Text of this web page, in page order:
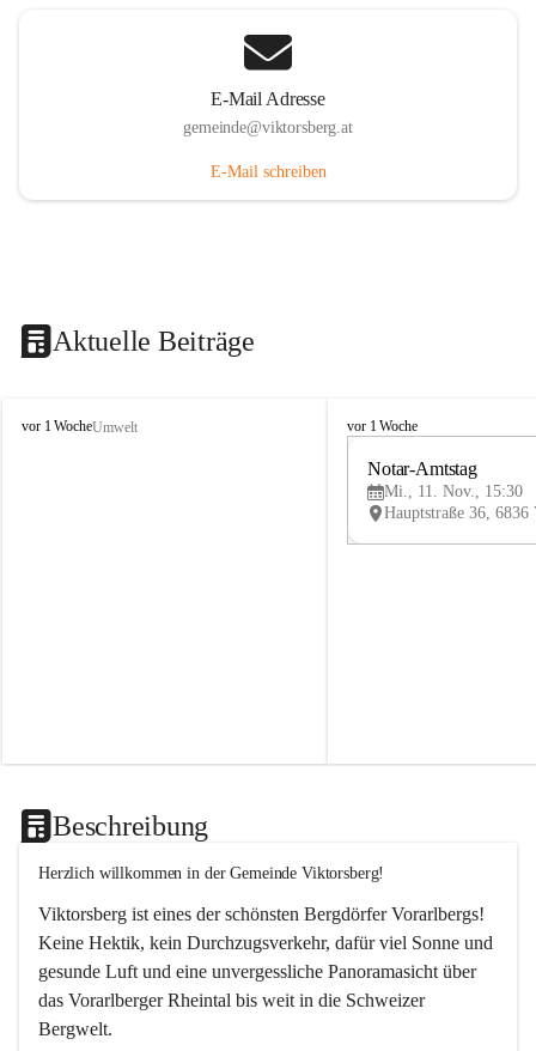
E-Mail Adresse
gemeinde@viktorsberg.at
E-Mail schreiben
Aktuelle Beiträge
V
vor 1 WocheUmwelt
V
vor 1 Woche
Notar-Amtstag
Mi., 11. Nov., 15:30
Beschreibung
Herzlich willkommen in der Gemeinde Viktorsberg!
Viktorsberg ist eines der schönsten Bergdörfer Vorarlbergs!
Keine Hektik, kein Durchzugsverkehr, dafür viel Sonne und
gesunde Luft und eine unvergessliche Panoramasicht über
das Vorarlberger Rheintal bis weit in die Schweizer
Bergwelt.